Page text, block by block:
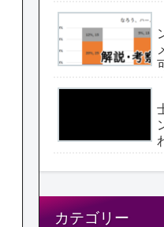
カテゴリー